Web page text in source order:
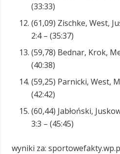
(33:33)
(61,09) Zischke, West,
2:4 – (35:37)
(59,78) Bednar, Krok,
(40:38)
(59,25) Parnicki, West,
(42:42)
(60,44) Jabłoński,
3:3 – (45:45)
wyniki za: